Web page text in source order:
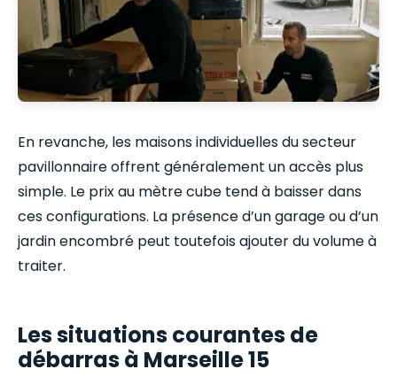
En revanche, les maisons individuelles du secteur
pavillonnaire offrent généralement un accès plus
simple. Le prix au mètre cube tend à baisser dans
ces configurations. La présence d’un garage ou d’un
jardin encombré peut toutefois ajouter du volume à
traiter.
Les situations courantes de
débarras à Marseille 15